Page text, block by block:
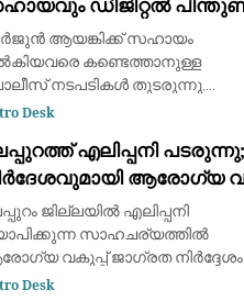
അജയ് ആയങ്കി
ആയങ്കിക്ക് സഹായം
കണ്ടെത്താനുള്ള
നടപടികൾ തുടരുന്നു.
ആയങ്കിയുടെ സഹോദരൻ
ചെയ്തു. സാമ്പത്തിക
നടപടിയെന്ന്
അറിയിച്
Desk
എലിപ്പനി
ആരോഗ്യ
ജില്ലയിൽ എലിപ്പനി
സാഹചര്യത്തിൽ
വകുപ്പ് ജാഗ്രത നിർദ്ദേശം
മലപ്പുറത്ത്
Desk